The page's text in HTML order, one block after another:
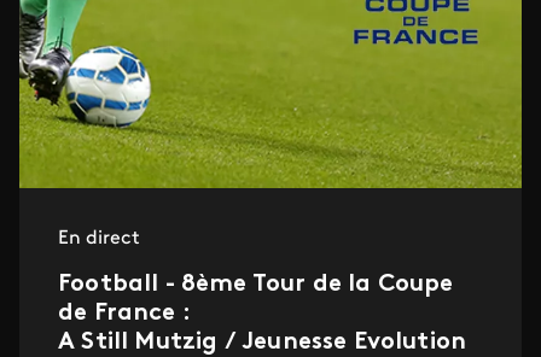
En direct
Football - 8ème Tour de la Coupe
de France :
A Still Mutzig / Jeunesse Evolution